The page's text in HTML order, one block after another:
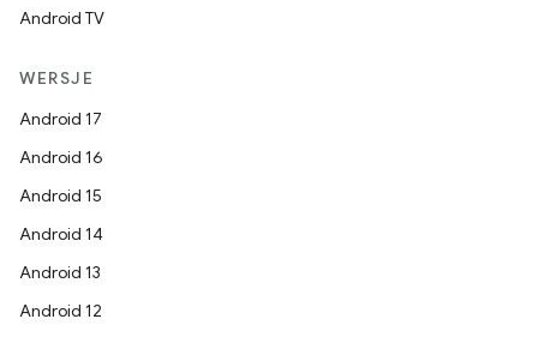
Android TV
WERSJE
Android 17
Android 16
Android 15
Android 14
Android 13
Android 12